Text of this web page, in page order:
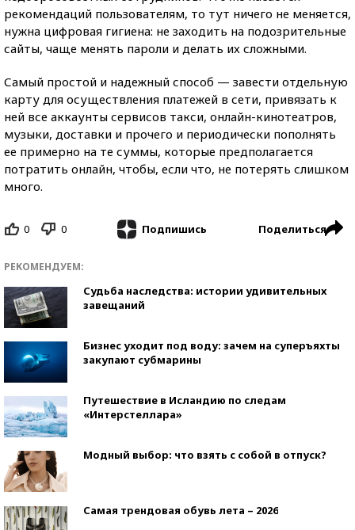
рекомендаций пользователям, то тут ничего не меняется,
нужна цифровая гигиена: не заходить на подозрительные
сайты, чаще менять пароли и делать их сложными.
Самый простой и надежный способ — завести отдельную
карту для осуществления платежей в сети, привязать к
ней все аккаунты сервисов такси, онлайн-кинотеатров,
музыки, доставки и прочего и периодически пополнять
ее примерно на те суммы, которые предполагается
потратить онлайн, чтобы, если что, не потерять слишком
много.
0 0 Подпишись Поделиться
РЕКОМЕНДУЕМ:
Судьба наследства: истории удивительных
завещаний
Бизнес уходит под воду: зачем на суперъяхты
закупают субмарины
Путешествие в Исландию по следам
«Интерстеллара»
Модный выбор: что взять с собой в отпуск?
Самая трендовая обувь лета – 2026